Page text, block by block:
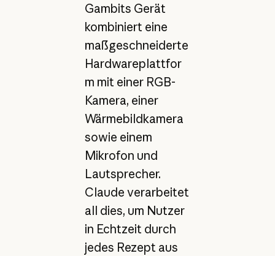
Gambits Gerät
kombiniert eine
maßgeschneiderte
Hardwareplattfor
m mit einer RGB-
Kamera, einer
Wärmebildkamera
sowie einem
Mikrofon und
Lautsprecher.
Claude verarbeitet
all dies, um Nutzer
in Echtzeit durch
jedes Rezept aus